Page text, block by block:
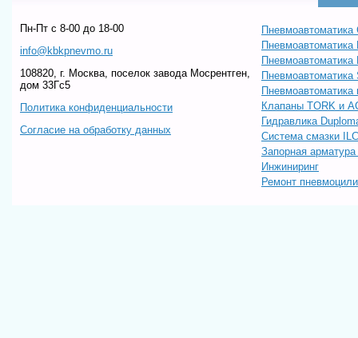
Пн-Пт c 8-00 до 18-00
info@kbkpnevmo.ru
108820, г. Москва, поселок завода Мосрентген,
дом 33Гс5
Политика конфиденциальности
Согласие на обработку данных
Пневмоавтоматика
Пневмоавтоматика
Пневмоавтоматика
Пневмоавтоматика
Клапаны TORK и
Гидравлика
Система смазки ILC
Запорная
Инжиниринг
Ремонт